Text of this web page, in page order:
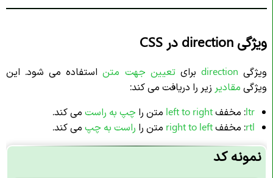
ویژگی direction در CSS
ویژگی direction برایتعیین جهت متن استفاده می شود. این
ویژگی مقادیر زیر را دریافت می کند:
ltr: مخففleft to right متن را چپ به راست می کند.
rtl: مخففright to left متن را راست به چپ می کند.
نمونه کد